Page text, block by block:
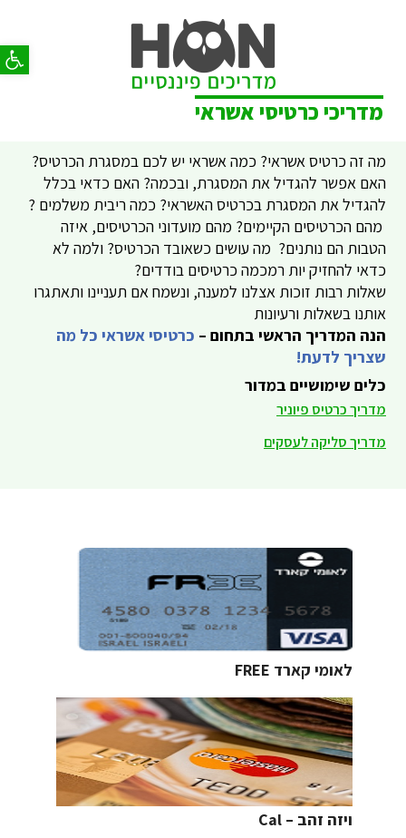
פתח
מדריכי כרטיסי אשראי
מה זה כרטיס אשראי? כמה אשראי יש לכם במסגרת הכרטיס?
האם אפשר להגדיל את המסגרת, ובכמה? האם כדאי בכלל
להגדיל את המסגרת בכרטיס האשראי? כמה ריבית משלמים ?
מהם הכרטיסים הקיימים? מהם מועדוני הכרטיסים, איזה
הטבות הם נותנים? מה עושים כשאובד הכרטיס? ולמה לא
כדאי להחזיק יות רמכמה כרטיסים בודדים?
שאלות רבות זוכות אצלנו למענה, ונשמח אם תעניינו ותאתגרו
אותנו בשאלות ורעיונות
הנה המדריך הראשי בתחום – כרטיסי אשראי כל מה
שצריך לדעת!
כלים שימושיים במדור
מדריך כרטיס פיוניר
מדריך סליקה לעסקים
לאומי קארד FREE
ויזה זהב – Cal